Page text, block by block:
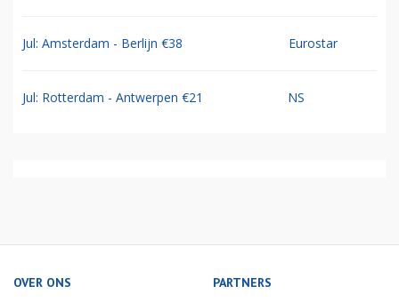
Jul: Amsterdam - Berlijn €38 Eurostar
Jul: Rotterdam - Antwerpen €21 NS
OVER ONS PARTNERS